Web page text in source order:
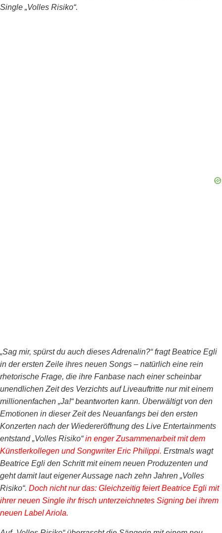
Single „Volles Risiko“.
„Sag mir, spürst du auch dieses Adrenalin?“ fragt Beatrice Egli
in der ersten Zeile ihres neuen Songs – natürlich eine rein
rhetorische Frage, die ihre Fanbase nach einer scheinbar
unendlichen Zeit des Verzichts auf Liveauftritte nur mit einem
millionenfachen „Ja!“ beantworten kann. Überwältigt von den
Emotionen in dieser Zeit des Neuanfangs bei den ersten
Konzerten nach der Wiedereröffnung des Live Entertainments
entstand „Volles Risiko“in enger Zusammenarbeit mit dem
Künstlerkollegen und Songwriter Eric Philippi. Erstmals wagt
Beatrice Egli den Schritt mit einem neuen Produzenten und
geht damit laut eigener Aussage nach zehn Jahren „Volles
Risiko“. Doch nicht nur das: Gleichzeitig feiert Beatrice Egli mit
ihrer neuen Single ihr frisch unterzeichnetes Signing bei ihrem
neuen Label Ariola.